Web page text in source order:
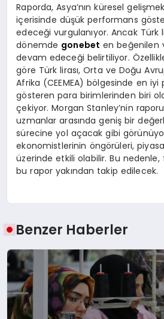
Raporda, Asya’nın küresel
içerisinde düşük performans
edeceği vurgulanıyor. Ancak Türk
dönemde gonebet en beğenilen
devam edeceği belirtiliyor.
göre Türk lirası, Orta ve Doğu
Afrika (CEEMEA) bölgesinde en
gösteren para birimlerinden biri
çekiyor. Morgan Stanley’nin
uzmanlar arasında geniş bir
sürecine yol açacak gibi
ekonomistlerinin öngörüleri,
üzerinde etkili olabilir. Bu nedenle,
bu rapor yakından takip edilecek.
Benzer Haberler